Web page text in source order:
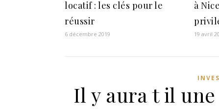
locatif : les clés pour le
réussir
6 décembre 2019
à
19 avril
Il y aura t il